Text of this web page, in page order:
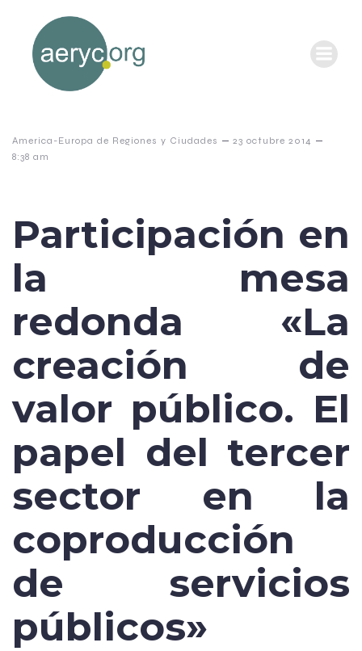
America-Europa de Regiones y Ciudades – 23 octubre 2014 –
8:38 am
Participación en
la mesa
redonda «La
creación de
valor público. El
papel del tercer
sector en la
coproducción
de servicios
públicos»